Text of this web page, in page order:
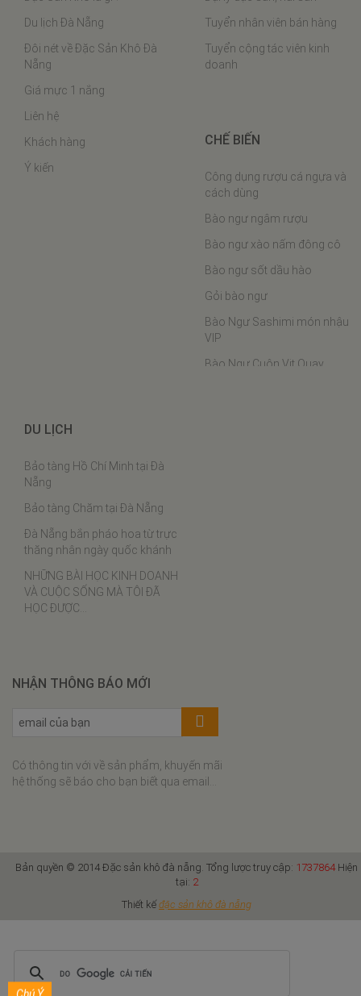
Du lịch Đà Nẵng
Đôi nét về Đặc Sản Khô Đà
Nẵng
Giá mực 1 nắng
Liên hệ
Khách hàng
Ý kiến
Tuyển nhân viên bán hàng
Tuyển cộng tác viên kinh
doanh
CHẾ BIẾN
Công dụng rượu cá ngựa và
cách dùng
Bào ngư ngâm rượu
Bào ngư xào nấm đông cô
Bào ngư sốt dầu hào
Gỏi bào ngư
Bào Ngư Sashimi món nhậu
VIP
Bào Ngư Cuộn Vịt Quay
Gà rim hạt điều tôm khô
DU LỊCH
Bảo tàng Hồ Chí Minh tại Đà
Nẵng
Bảo tàng Chăm tại Đà Nẵng
Đà Nẵng bắn pháo hoa từ trực
thăng nhân ngày quốc khánh
NHỮNG BÀI HỌC KINH DOANH
VÀ CUỘC SỐNG MÀ TÔI ĐÃ
HỌC ĐƯỢC…
NHẬN THÔNG BÁO MỚI
Có thông tin với về sản phẩm, khuyến mãi
hệ thống sẽ báo cho bạn biết qua email...
Bản quyền © 2014 Đặc sản khô đà nẵng. Tổng lược truy cập: 1737864Hiện
tại: 2
Thiết kế đặc sản khô đà nẵng